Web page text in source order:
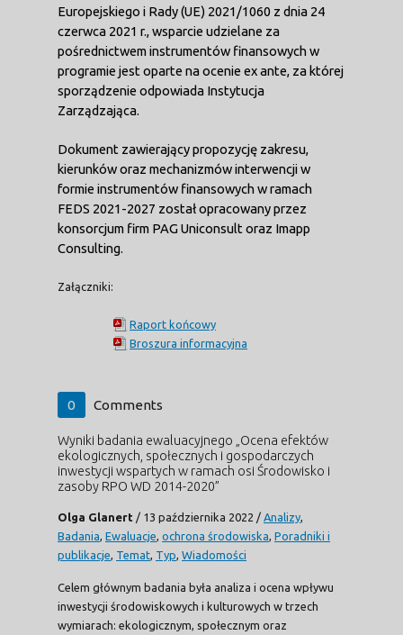
Europejskiego i Rady (UE) 2021/1060 z dnia 24
czerwca 2021 r., wsparcie udzielane za
pośrednictwem instrumentów finansowych w
programie jest oparte na ocenie ex ante, za której
sporządzenie odpowiada Instytucja
Zarządzająca.
Dokument zawierający propozycję zakresu,
kierunków oraz mechanizmów interwencji w
formie instrumentów finansowych w ramach
FEDS 2021-2027 został opracowany przez
konsorcjum firm PAG Uniconsult oraz Imapp
Consulting.
Załączniki:
Raport końcowy
Broszura informacyjna
0 Comments
Wyniki badania ewaluacyjnego „Ocena efektów
ekologicznych, społecznych i gospodarczych
inwestycji wspartych w ramach osi Środowisko i
zasoby RPO WD 2014-2020”
Olga Glanert / 13 października 2022 / Analizy
Badania Ewaluacje ochrona środowiska Poradniki i
publikacje Temat Typ Wiadomości
Celem głównym badania była analiza i ocena wpływu
inwestycji środowiskowych i kulturowych w trzech
wymiarach: ekologicznym, społecznym oraz